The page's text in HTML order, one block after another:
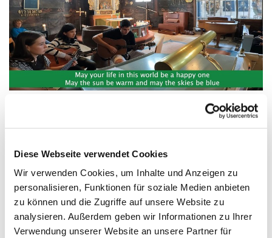
Diese Webseite verwendet Cookies
Wir verwenden Cookies, um Inhalte und Anzeigen zu
personalisieren, Funktionen für soziale Medien anbieten
zu können und die Zugriffe auf unsere Website zu
analysieren. Außerdem geben wir Informationen zu Ihrer
Verwendung unserer Website an unsere Partner für
Sonntagsvideo vom Gottesdienst der
Schwedenfreizeit.